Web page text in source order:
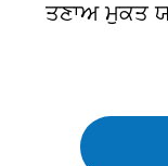
ਤਣਾਅ ਮੁਕਤ